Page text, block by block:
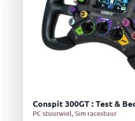
Conspit 300GT : Test &
PC stuurwiel,Sim racestuur